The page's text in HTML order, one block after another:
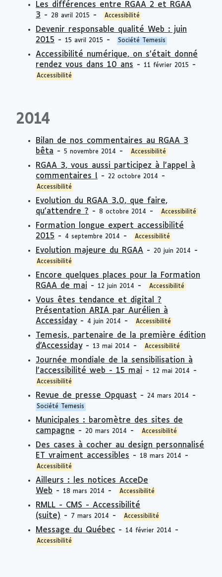
Les différences entre RGAA 2 et RGAA
3 - 28 avril 2015 - Accessibilité
Devenir responsable qualité Web : juin
2015 - 15 avril 2015 - Société Temesis
Accessibilité numérique, on s’était donné
rendez vous dans 10 ans - 11 février 2015 -
Accessibilité
2014
Bilan de nos commentaires au RGAA 3
bêta - 5 novembre 2014 - Accessibilité
RGAA 3, vous aussi participez à l'appel à
commentaires ! - 22 octobre 2014 -
Accessibilité
Evolution du RGAA 3.0, que faire,
qu'attendre ? - 8 octobre 2014 - Accessibilité
Formation longue expert accessibilité
2015 - 4 septembre 2014 - Accessibilité
Evolution majeure du RGAA - 20 juin 2014 -
Accessibilité
Encore quelques places pour la Formation
RGAA de mai - 12 juin 2014 - Accessibilité
Vous êtes tendance et digital ?
Présentation ARIA par Aurélien à
Accessiday- 4 juin 2014 - Accessibilité
Temesis, partenaire de la première édition
d'Accessiday- 13 mai 2014 - Accessibilité
Journée mondiale de la sensibilisation à
l'accessibilité web - 15 mai - 12 mai 2014 -
Accessibilité
Revue de presse Opquast - 24 mars 2014 -
Société Temesis
Municipales : baromètre des sites de
campagne - 20 mars 2014 - Accessibilité
Des cases à cocher au design personnalisé
ET vraiment accessibles - 18 mars 2014 -
Accessibilité
Ailleurs : les notices AcceDe
Web - 18 mars 2014 - Accessibilité
RMLL - CMS - Accessibilité
(suite) - 7 mars 2014 - Accessibilité
Message du Québec - 14 février 2014 -
Accessibilité